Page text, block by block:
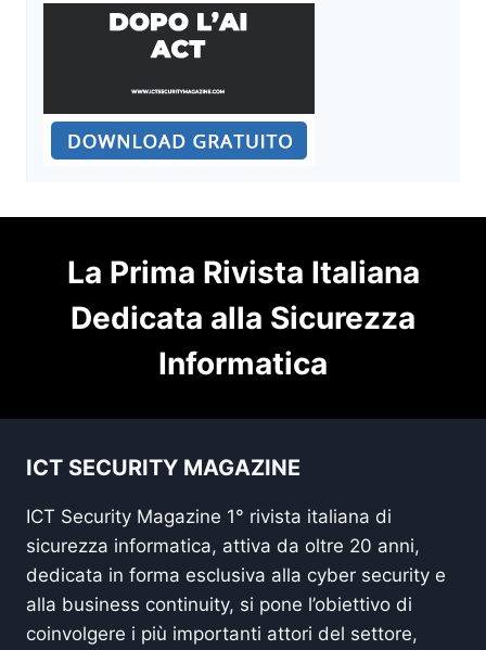
La Prima Rivista Italiana
Dedicata alla Sicurezza
Informatica
ICT SECURITY MAGAZINE
ICT Security Magazine 1° rivista italiana di
sicurezza informatica, attiva da oltre 20 anni,
dedicata in forma esclusiva alla cyber security e
alla business continuity, si pone l’obiettivo di
coinvolgere i più importanti attori del settore,